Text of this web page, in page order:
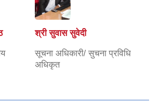
श्री सुवास सुवेदी
सूचना अधिकारी/ सुचना प्रविधि
अधिकृत